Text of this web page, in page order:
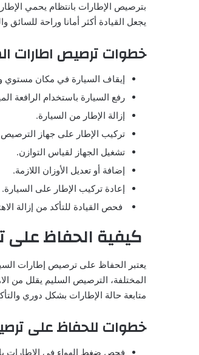
بترصيص الإطارات بانتظام يحمي
يجعل القيادة أكثر أمانا وراحة للسائق
خطوات ترصيص اطارات
إيقاف السيارة في مكان مستوي
رفع السيارة باستخدام الرافعة
إزالة الإطار من السيارة.
تركيب الإطار على جهاز
تشغيل الجهاز لقياس التوازن.
إضافة أو تعديل الأوزان اللازمة.
إعادة تركيب الإطار على السيارة.
فحص القيادة للتأكد من إزالة
كيفية الحفاظ على
يعتبر الحفاظ على ترصيص إطارات
المختلفة، الترصيص السليم يقلل من
متابعة حالة الإطارات بشكل دوري
خطوات للحفاظ على
فحص ضغط الهواء في الإطارات